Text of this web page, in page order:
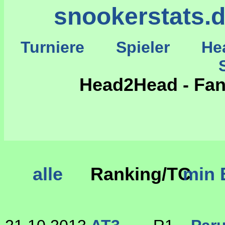
Turniere Spieler
Head2Head -
alle Ranking/TCmin